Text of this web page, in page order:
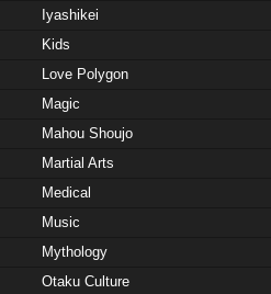
Iyashikei
Kids
Love Polygon
Magic
Mahou Shoujo
Martial Arts
Medical
Music
Mythology
Otaku Culture